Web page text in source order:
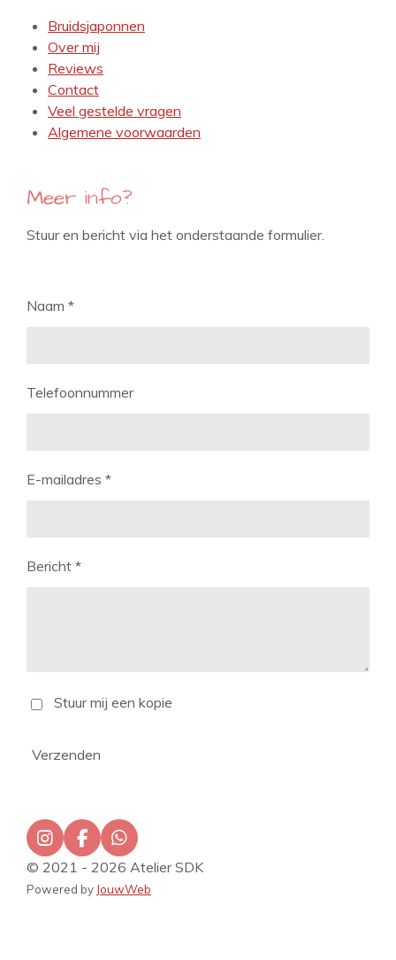
Bruidsjaponnen
Over mij
Reviews
Contact
Veel gestelde vragen
Algemene voorwaarden
Meer info?
Stuur en bericht via het onderstaande formulier.
Naam *
Telefoonnummer
E-mailadres *
Bericht *
Stuur mij een kopie
Verzenden
I
n
s
t
F
a
e
W
h
a
t
© 2021 - 2026 Atelier SDK
Powered by JouwWeb